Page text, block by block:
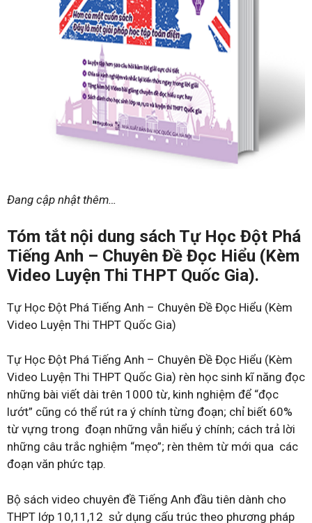
Đang cập nhật thêm…
Tóm tắt nội dung sách Tự Học Đột Phá
Tiếng Anh – Chuyên Đề Đọc Hiểu (Kèm
Video Luyện Thi THPT Quốc Gia).
​Tự Học Đột Phá Tiếng Anh – Chuyên Đề Đọc Hiểu (Kèm
Video Luyện Thi THPT Quốc Gia)
Tự Học Đột Phá Tiếng Anh – Chuyên Đề Đọc Hiểu (Kèm
Video Luyện Thi THPT Quốc Gia) rèn học sinh kĩ năng đọc
những bài viết dài trên 1000 từ, kinh nghiệm để “đọc
lướt” cũng có thể rút ra ý chính từng đoạn; chỉ biết 60%
từ vựng trong đoạn những vẫn hiểu ý chính; cách trả lời
những câu trắc nghiệm “mẹo”; rèn thêm từ mới qua các
đoạn văn phức tạp.
Bộ sách video chuyên đề Tiếng Anh đầu tiên dành cho
THPT lớp 10,11,12 sử dụng cấu trúc theo phương pháp